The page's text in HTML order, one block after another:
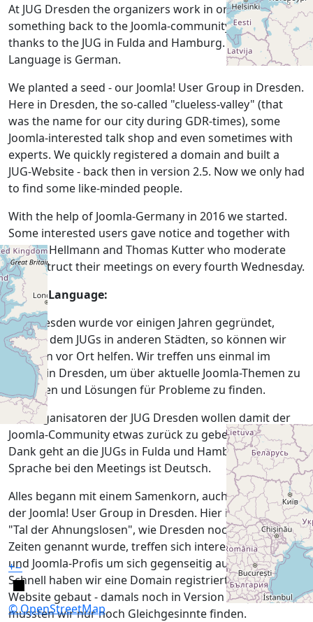
+−
© OpenStreetMap
At JUG Dresden the organizers work in order to give
something back to the Joomla-community. Special
thanks to the JUG in Fulda and Hamburg. Their Meeting
Language is German.
We planted a seed - our Joomla! User Group in Dresden.
Here in Dresden, the so-called "clueless-valley" (that
was the name for our city during GDR-times), some
Joomla-interested talk shop and even sometimes with
experts. We quickly registered a domain and built a
JUG-Website - back then in version 2.5. Now we only had
to find some like-minded people.
With the help of Joomla-Germany in 2016 we started.
Some interested users gave notice and together with
Gunter Hellmann and Thomas Kutter who moderate
and instruct their meetings on every fourth Wednesday.
Native Language:
JUG Dresden wurde vor einigen Jahren gegründet,
ähnlich dem JUGs in anderen Städten, so können wir
anderen vor Ort helfen. Wir treffen uns einmal im
Monat in Dresden, um über aktuelle Joomla-Themen zu
sprechen und Lösungen für Probleme zu finden.
Die Organisatoren der JUG Dresden wollen damit der
Joomla-Community etwas zurück zu geben. Besonderer
Dank geht an die JUGs in Fulda und Hamburg. Die
Sprache bei den Meetings ist Deutsch.
Alles begann mit einem Samenkorn, auch die Gründung
der Joomla! User Group in Dresden. Hier in Dresden, im
"Tal der Ahnungslosen", wie Dresden noch zu DDR-
Zeiten genannt wurde, treffen sich interessierte Leute
und Joomla-Profis um sich gegenseitig auszutauschen.
Schnell haben wir eine Domain registriert und eine JUG-
Website gebaut - damals noch in Version 2.5. Jetzt
mussten wir nur noch Gleichgesinnte finden.